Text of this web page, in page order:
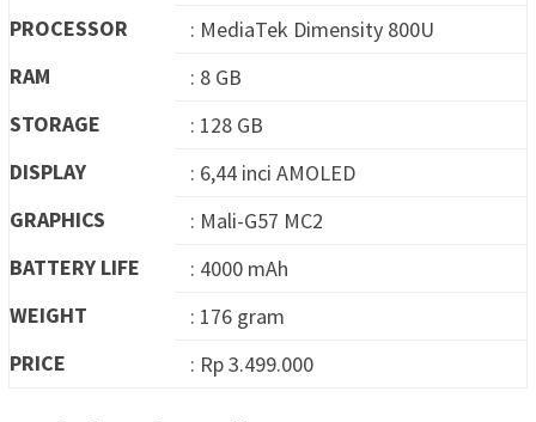
PROCESSOR
: MediaTek Dimensity 800U
RAM
: 8 GB
STORAGE
: 128 GB
DISPLAY
: 6,44 inci AMOLED
GRAPHICS
: Mali-G57 MC2
BATTERY LIFE
: 4000 mAh
WEIGHT
: 176 gram
PRICE
: Rp 3.499.000